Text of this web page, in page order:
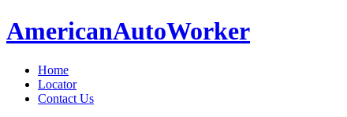
AmericanAutoWorker
Home
Locator
Contact Us